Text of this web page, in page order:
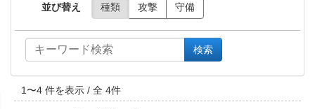
並び替え 種類 攻撃 守備
検索
1 〜4 件を表示 / 全 4件